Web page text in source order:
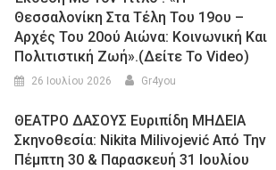
Θεσσαλονίκη Στα Τέλη Του 19ου –
Αρχές Του 20ού Αιώνα: Κοινωνική Και
Πολιτιστική Ζωή».(Δείτε Το Video)
26 Ιουλίου 2026 Gr4you
ΘΕΑΤΡΟ ΔΑΣΟΥΣ Ευριπίδη ΜΗΔΕΙΑ
Σκηνοθεσία: Nikita Milivojević Από Την
Πέμπτη 30 & Παρασκευή 31 Ιουλίου